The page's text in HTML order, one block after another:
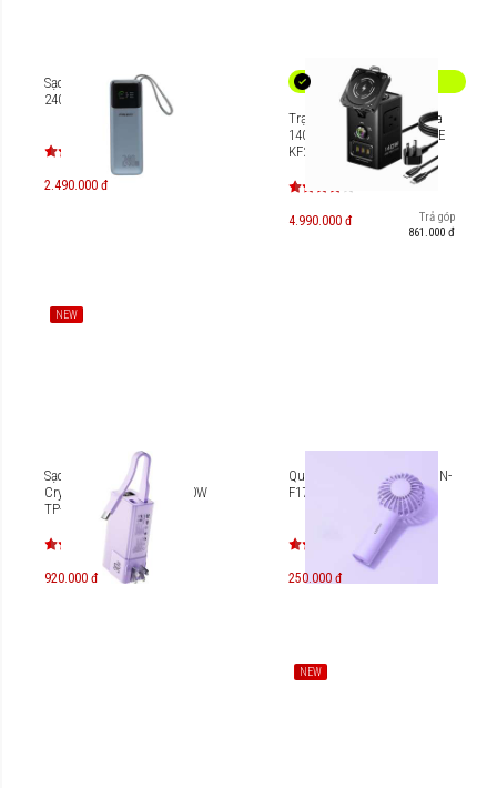
Sạc dự phòng Pisen Bolt
240W 27000mAh TP-D106
2.490.000 đ
Trạm sạc Pisen Pro Aurora
140W GaNUltra ALL-IN-ONE
KF27
4.990.000 đ
Trả góp
861.000 đ
NEW
Sạc dự phòng Pisen Quick
Crystal High Power Box 30W
TP-D110
920.000 đ
Quạt không dây Mini PISEN-
F17 (HJ-F17)
250.000 đ
NEW